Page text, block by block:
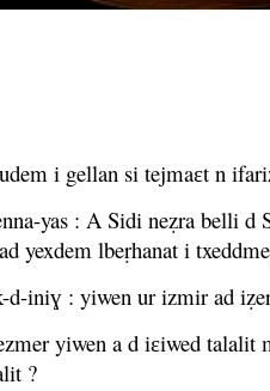
i gellan si tejmaɛt n
yas : A Sidi neẓra belli
yexdem lbeṛhanat i
d-iniɣ : yiwen ur izmir ad
yiwen a d iɛiwed talalit
?